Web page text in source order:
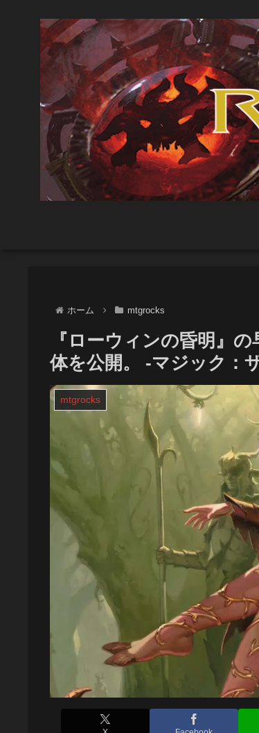
ホーム mtgrocks
『ローウィンの昏明』
体を公開。 -マジック：
mtgrocks